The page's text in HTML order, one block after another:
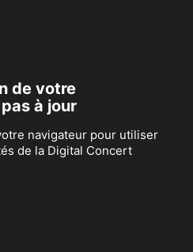
de votre
à jour
navigateur pour utiliser
de la Digital Concert